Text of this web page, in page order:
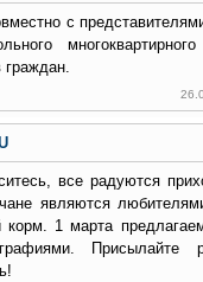
с
многоквартирного
граждан.
все радуются
являются
1 марта
Присылайте